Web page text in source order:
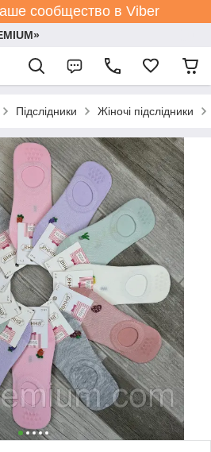
сообщество в Viber
Підслідники Жіночі підслідники